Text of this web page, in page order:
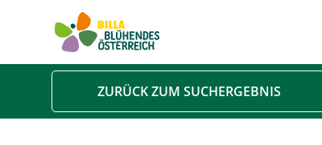
ZURÜCK ZUM SUCHERGEBNIS